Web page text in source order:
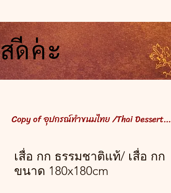
ดีค่ะ
ดีค่ะ
Copy of อุปกรณ์ทำขนมไทย /Thai Dessert...
เสื่อ กก ธรรมชาติแท้/ เสื่อ กก
ขนาด 180x180cm